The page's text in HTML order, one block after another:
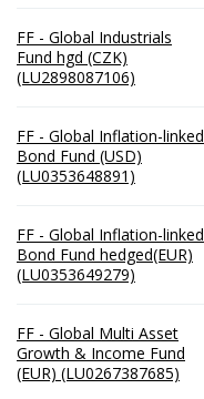
FF - Global Industrials
Fund hgd (CZK)
(LU2898087106)
FF - Global Inflation-linked
Bond Fund (USD)
(LU0353648891)
FF - Global Inflation-linked
Bond Fund hedged(EUR)
(LU0353649279)
FF - Global Multi Asset
Growth & Income Fund
(EUR) (LU0267387685)